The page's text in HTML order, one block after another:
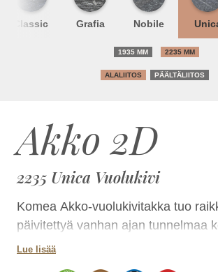
Akko 2D
2235 Unica Vuolukivi
Komea Akko-vuolukivitakka tuo
päivitettyä vanhan ajan tunnelmaa
Ilmeikkyyttä antavat yläreunassa ja
Lue lisää
Classic Grafia Nobile
1935 MM 2235 MM
ALALIITOS PÄÄLTÄLIITOS